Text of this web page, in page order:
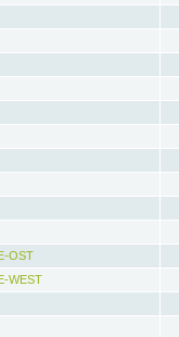
OST
WEST